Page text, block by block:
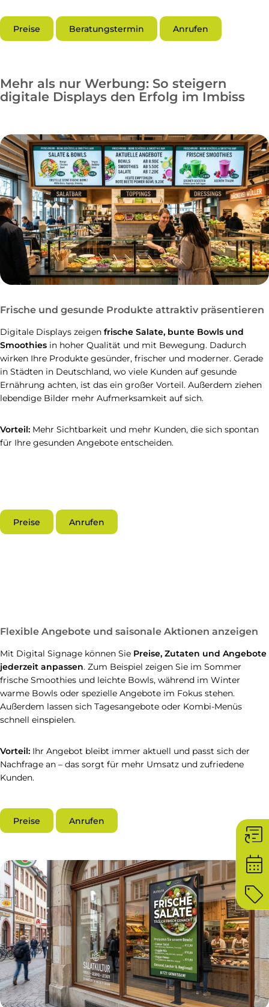
Preise Beratungstermin Anrufen
Mehr als nur Werbung: So steigern
digitale Displays den Erfolg im Imbiss
Frische und gesunde Produkte attraktiv präsentieren
Digitale Displays zeigen frische Salate, bunte Bowls und
Smoothies in hoher Qualität und mit Bewegung. Dadurch
wirken Ihre Produkte gesünder, frischer und moderner. Gerade
in Städten in Deutschland, wo viele Kunden auf gesunde
Ernährung achten, ist das ein großer Vorteil. Außerdem ziehen
lebendige Bilder mehr Aufmerksamkeit auf sich.
Vorteil: Mehr Sichtbarkeit und mehr Kunden, die sich spontan
für Ihre gesunden Angebote entscheiden.
Preise Anrufen
Flexible Angebote und saisonale Aktionen anzeigen
Mit Digital Signage können Sie Preise, Zutaten und Angebote
jederzeit anpassen. Zum Beispiel zeigen Sie im Sommer
frische Smoothies und leichte Bowls, während im Winter
warme Bowls oder spezielle Angebote im Fokus stehen.
Außerdem lassen sich Tagesangebote oder Kombi-Menüs
schnell einspielen.
Vorteil: Ihr Angebot bleibt immer aktuell und passt sich der
Nachfrage an – das sorgt für mehr Umsatz und zufriedene
Kunden.
Preise Anrufen
article_shortcut
calendar_month
sell